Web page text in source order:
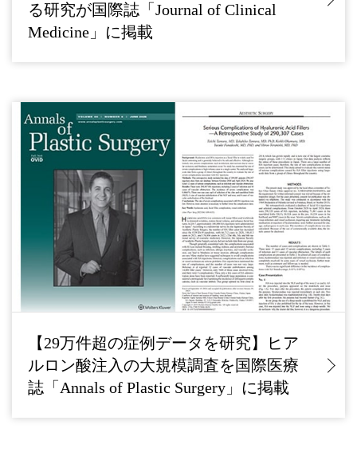
る研究が国際誌「Journal of Clinical
Medicine」に掲載
【29万件超の症例データを研究】ヒア
ルロン酸注入の大規模調査を国際医療
誌「Annals of Plastic Surgery」に掲載